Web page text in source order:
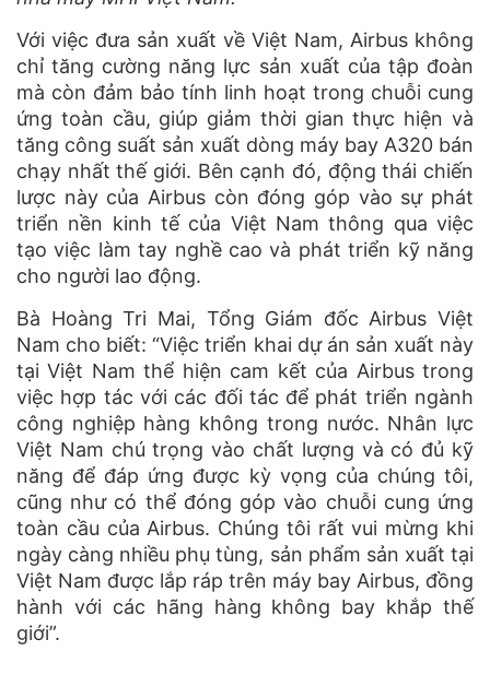
Với việc đưa sản xuất về Việt Nam, Airbus không
chỉ tăng cường năng lực sản xuất của tập đoàn
mà còn đảm bảo tính linh hoạt trong chuỗi cung
ứng toàn cầu, giúp giảm thời gian thực hiện và
tăng công suất sản xuất dòng máy bay A320 bán
chạy nhất thế giới. Bên cạnh đó, động thái chiến
lược này của Airbus còn đóng góp vào sự phát
triển nền kinh tế của Việt Nam thông qua việc
tạo việc làm tay nghề cao và phát triển kỹ năng
cho người lao động.
Bà Hoàng Tri Mai, Tổng Giám đốc Airbus Việt
Nam cho biết: “Việc triển khai dự án sản xuất này
tại Việt Nam thể hiện cam kết của Airbus trong
việc hợp tác với các đối tác để phát triển ngành
công nghiệp hàng không trong nước. Nhân lực
Việt Nam chú trọng vào chất lượng và có đủ kỹ
năng để đáp ứng được kỳ vọng của chúng tôi,
cũng như có thể đóng góp vào chuỗi cung ứng
toàn cầu của Airbus. Chúng tôi rất vui mừng khi
ngày càng nhiều phụ tùng, sản phẩm sản xuất tại
Việt Nam được lắp ráp trên máy bay Airbus, đồng
hành với các hãng hàng không bay khắp thế
giới”.